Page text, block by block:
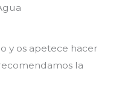
y os apetece hacer
la